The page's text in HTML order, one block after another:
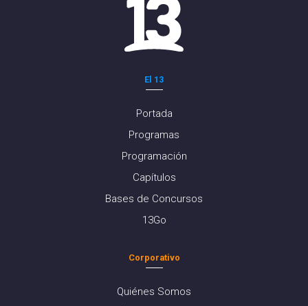
El 13
Portada
Programas
Programación
Capítulos
Bases de Concursos
13Go
Corporativo
Quiénes Somos